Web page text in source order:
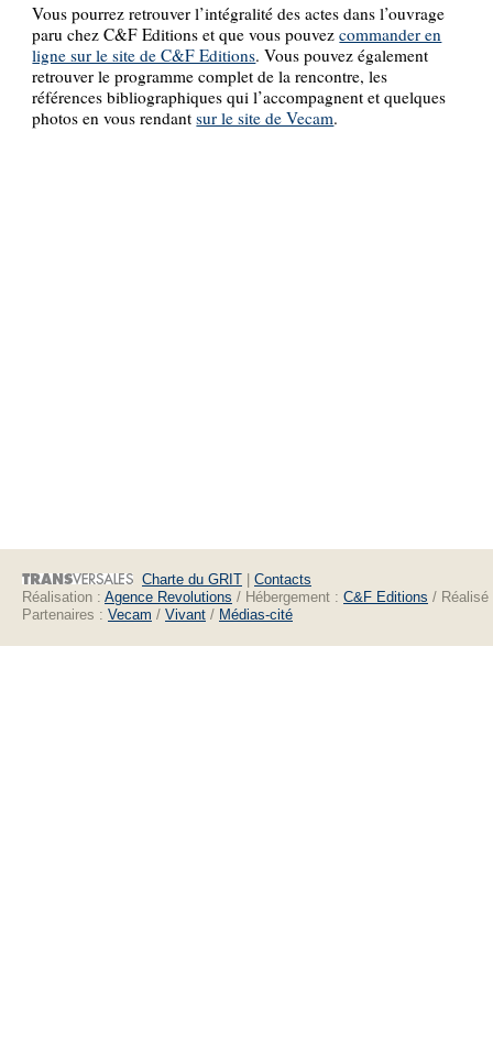
Vous pourrez retrouver l’intégralité des actes dans l’ouvrage
paru chez C&F Editions et que vous pouvezcommander en
ligne sur le site de C&F Editions. Vous pouvez également
retrouver le programme complet de la rencontre, les
références bibliographiques qui l’accompagnent et quelques
photos en vous rendantsur le site de Vecam.
Charte du GRIT
Contacts
Réalisation : Agence Revolutions / Hébergement : C&F Editions /
Partenaires : Vecam / Vivant / Médias-cité